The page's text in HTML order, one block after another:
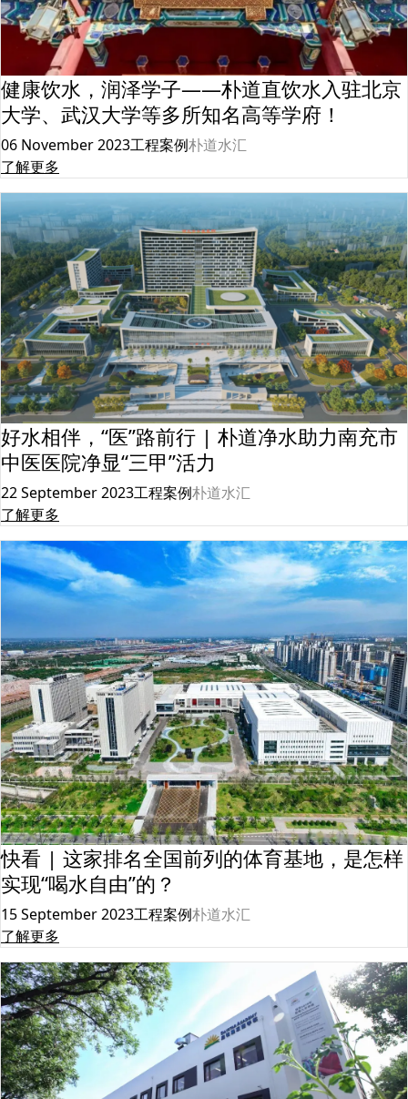
健康饮水，润泽学子——朴道直饮水入驻北京
大学、武汉大学等多所知名高等学府！
06 November 2023工程案例朴道水汇
了解更多
好水相伴，“医”路前行 | 朴道净水助力南充市
中医医院净显“三甲”活力
22 September 2023工程案例朴道水汇
了解更多
快看 | 这家排名全国前列的体育基地，是怎样
实现“喝水自由”的？
15 September 2023工程案例朴道水汇
了解更多